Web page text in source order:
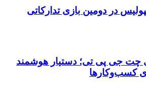
در دومین بازی تدارکاتی
جی پی تی؛ دستیار هوشمند
کسب‌وکارها